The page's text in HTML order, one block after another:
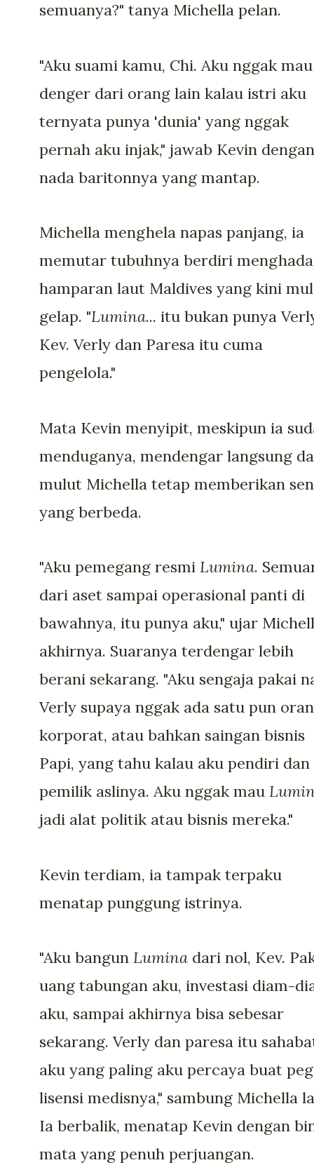
semuanya?" tanya Michella pelan.
"Aku suami kamu, Chi. Aku nggak mau
denger dari orang lain kalau istri aku
ternyata punya 'dunia' yang nggak
pernah aku injak," jawab Kevin dengan
nada baritonnya yang mantap.
Michella menghela napas panjang, ia
memutar tubuhnya berdiri
hamparan laut Maldives yang kini
gelap. "Lumina... itu bukan punya
Kev. Verly dan Paresa itu cuma
pengelola."
Mata Kevin menyipit, meskipun ia
menduganya, mendengar langsung
mulut Michella tetap memberikan
yang berbeda.
"Aku pemegang resmi Lumina.
dari aset sampai operasional panti di
bawahnya, itu punya aku," ujar
akhirnya. Suaranya terdengar lebih
berani sekarang. "Aku sengaja pakai
Verly supaya nggak ada satu pun
korporat, atau bahkan saingan bisnis
Papi, yang tahu kalau aku pendiri dan
pemilik aslinya. Aku nggak mau
jadi alat politik atau bisnis mereka."
Kevin terdiam, ia tampak terpaku
menatap punggung istrinya.
"Aku bangun Lumina dari nol, Kev.
uang tabungan aku, investasi diam-
aku, sampai akhirnya bisa sebesar
sekarang. Verly dan paresa itu
aku yang paling aku percaya buat
lisensi medisnya," sambung Michella
Ia berbalik, menatap Kevin dengan
mata yang penuh perjuangan.